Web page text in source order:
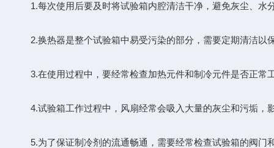
1.每次使用后要及时将试验箱内腔清洁干净，避免灰尘、水
2.换热器是整个试验箱中易受污染的部分，需要定期清洁以
3.在使用过程中，要经常检查加热元件和制冷元件是否正常
4.试验箱工作过程中，风扇经常会吸入大量的灰尘和污垢，
5.为了保证制冷剂的流通畅通，需要经常检查试验箱的阀门